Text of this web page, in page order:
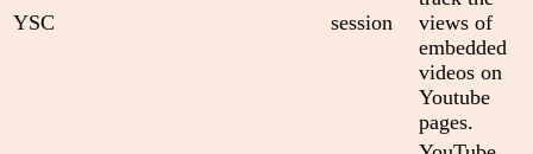
YSC session
views of
embedded
videos on
Youtube
pages.